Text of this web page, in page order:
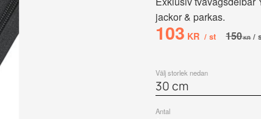
jackor & parkas.
Nedsatt
103 KR /st 150KR /
Välj storlek nedan
Antal